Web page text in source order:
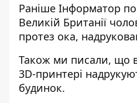
Раніше Інформатор
Великій Британії
протез ока,
Також ми писали, що в
3D-принтері
будинок.